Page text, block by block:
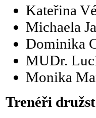
Kateřina
Michaela
Dominika
MUDr.
Monika
Trenéři